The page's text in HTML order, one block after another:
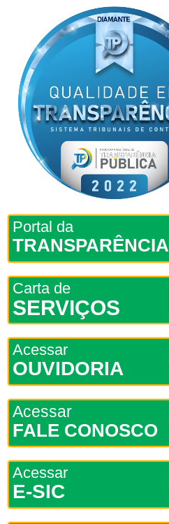
Portal da
TRANSPARÊNCIA
Carta de
SERVIÇOS
Acessar
OUVIDORIA
Acessar
FALE CONOSCO
Acessar
E-SIC